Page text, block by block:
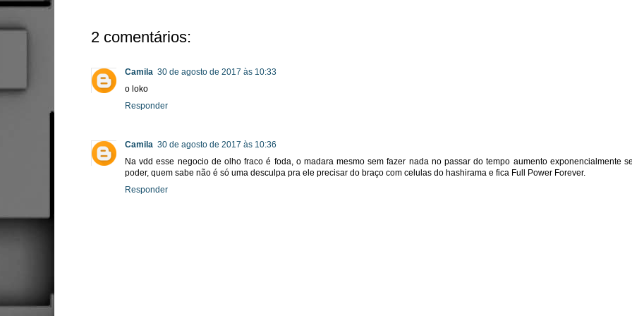
2 comentários:
Camila 30 de agosto de 2017 às 10:33
o loko
Responder
Camila 30 de agosto de 2017 às 10:36
Na vdd esse negocio de olho fraco é foda, o madara mesmo sem fazer nada no passar do tempo aumento exponencialmente
poder, quem sabe não é só uma desculpa pra ele precisar do braço com celulas do hashirama e fica Full Power Forever.
Responder